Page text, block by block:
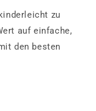
zu
auf einfache,
den besten